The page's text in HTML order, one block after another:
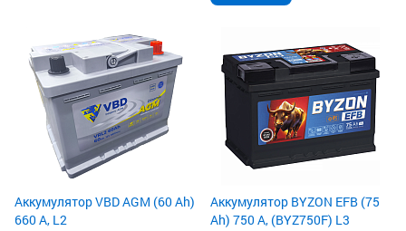
Аккумулятор VBD AGM (60 Ah)
660 А, L2
Аккумулятор BYZON EFB (75
Ah) 750 А, (BYZ750F) L3